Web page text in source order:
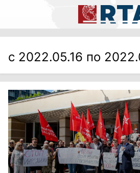
с 2022.05.16 по